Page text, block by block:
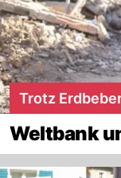
Trotz
Weltbank